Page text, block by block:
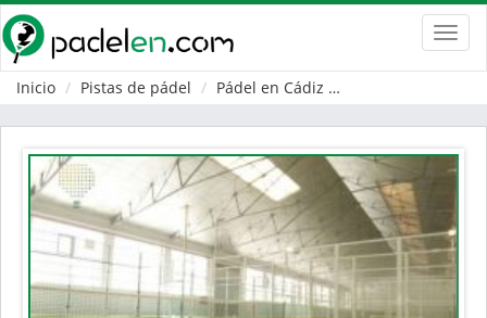
Inicio
Pistas de pádel Pádel en Cádiz